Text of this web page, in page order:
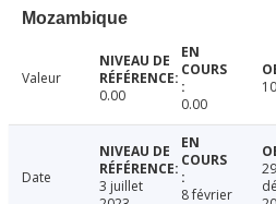
Mozambique
Valeur
0.00
0.00
Date
3 juillet
8 février
29